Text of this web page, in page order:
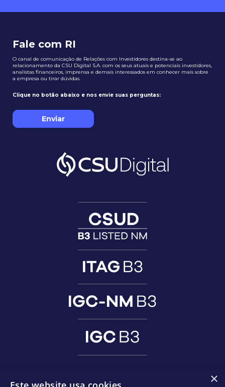
Fale com RI
O canal de comunicação de Relações com Investidores destina-se ao
relacionamento da CSU Digital S.A. com os seus atuais e potenciais investidores,
analistas financeiros, imprensa e demais interessados em conhecer mais sobre
a empresa ou tirar dúvidas.
Clique no botão abaixo e nos envie suas perguntas:
Enviar
×